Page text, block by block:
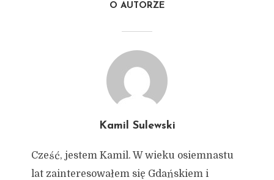
O AUTORZE
Kamil Sulewski
Cześć, jestem Kamil. W wieku osiemnastu
lat zainteresowałem się Gdańskiem i